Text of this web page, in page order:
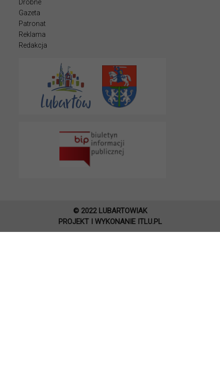
Drobne
Gazeta
Patronat
Reklama
Redakcja
© 2022 LUBARTOWIAK
PROJEKT I WYKONANIE ITLU.PL